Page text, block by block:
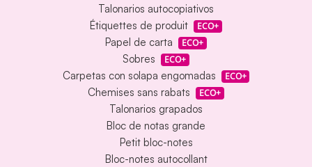
Talonarios autocopiativos
Étiquettes de produit
ECO+
Papel de carta ECO+
Sobres ECO+
Carpetas con solapa engomadas ECO+
Chemises sans rabats ECO+
Talonarios grapados
Bloc de notas grande
Petit bloc-notes
Bloc-notes autocollant